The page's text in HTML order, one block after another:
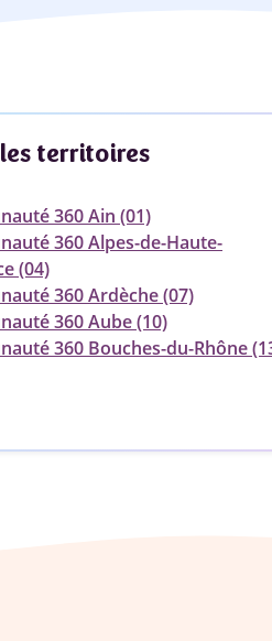
territoires
360 Ain (01)
360 Alpes-de-Haute-
(04)
360 Ardèche (07)
360 Aube (10)
360 Bouches-du-Rhône